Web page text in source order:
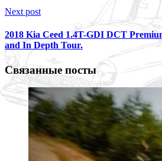
Next post
2018 Kia Ceed 1.4T-GDI DCT
and In Depth Tour.
Связанные посты